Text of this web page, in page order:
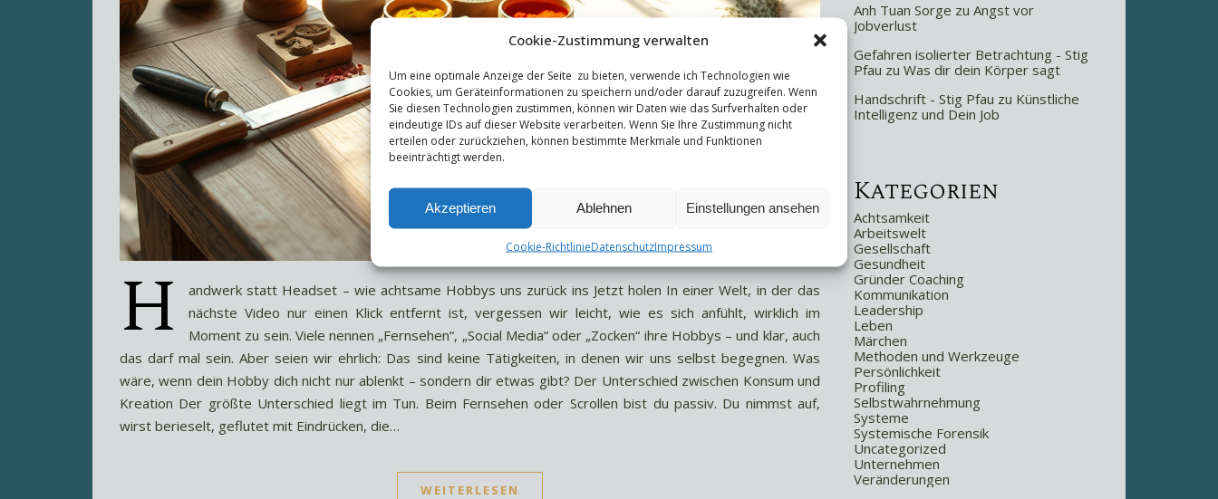
Cookie-Zustimmung verwalten
Um eine optimale Anzeige der Seite zu bieten, verwende ich Technologien wie
Cookies, um Geräteinformationen zu speichern und/oder darauf zuzugreifen. Wenn
Sie diesen Technologien zustimmen, können wir Daten wie das Surfverhalten oder
eindeutige IDs auf dieser Website verarbeiten. Wenn Sie Ihre Zustimmung nicht
erteilen oder zurückziehen, können bestimmte Merkmale und Funktionen
beeinträchtigt werden.
Akzeptieren Ablehnen Einstellungen ansehen
Cookie-RichtlinieDatenschutzImpressum
H
andwerk statt Headset – wie achtsame Hobbys uns zurück ins Jetzt holen In einer Welt, in der das
nächste Video nur einen Klick entfernt ist, vergessen wir leicht, wie es sich anfühlt, wirklich im
Moment zu sein. Viele nennen „Fernsehen“, „Social Media“ oder „Zocken“ ihre Hobbys – und klar, auch
das darf mal sein. Aber seien wir ehrlich: Das sind keine Tätigkeiten, in denen wir uns selbst begegnen. Was
wäre, wenn dein Hobby dich nicht nur ablenkt – sondern dir etwas gibt? Der Unterschied zwischen Konsum und
Kreation Der größte Unterschied liegt im Tun. Beim Fernsehen oder Scrollen bist du passiv. Du nimmst auf,
wirst berieselt, geflutet mit Eindrücken, die…
WEITERLESEN
Anh Tuan Sorge zu Angst vor
Jobverlust
Gefahren isolierter Betrachtung - Stig
Pfau zu Was dir dein Körper sagt
Handschrift - Stig Pfau zu Künstliche
Intelligenz und Dein Job
Kategorien
Achtsamkeit
Arbeitswelt
Gesellschaft
Gesundheit
Gründer Coaching
Kommunikation
Leadership
Leben
Märchen
Methoden und Werkzeuge
Persönlichkeit
Profiling
Selbstwahrnehmung
Systeme
Systemische Forensik
Uncategorized
Unternehmen
Veränderungen